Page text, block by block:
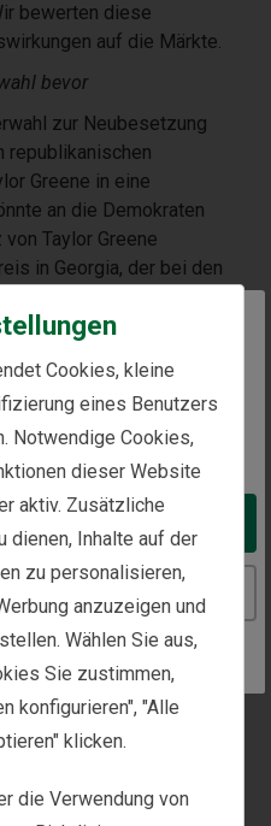
trying to reach is
in Switzerland
United States
States website
bewerten diese
auf die Märkte.
bevor
zur Neubesetzung
republikanischen
Greene in eine
an die Demokraten
Taylor Greene
in Georgia, der bei den
Donald Trump
hat der Demokrat
unterstützten
37,3 Prozent der
für Fuller
geltendem Recht
zwischen den zwei
der Stimmen auf
7. April ein
bevor. Der Gewinner
von Taylor Greene
sein. Als Amtsinhaber
zum Kongress am
bei den
an, was ihm unserer
Vorteil verschafft.
Cookies, kleine
eines Benutzers
Notwendige Cookies,
dieser Website
aktiv. Zusätzliche
dienen, Inhalte auf der
zu personalisieren,
anzuzeigen und
Wählen Sie aus,
Sie zustimmen,
konfigurieren", "Alle
klicken.
die Verwendung von